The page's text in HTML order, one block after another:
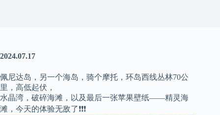
2024.07.17
佩尼达岛，另一个海岛，骑个摩托，环岛西线丛林70公
里，高低起伏，
水晶湾，破碎海滩，以及最后一张苹果壁纸——精灵海
滩，今天的体验无敌了❗❗❗